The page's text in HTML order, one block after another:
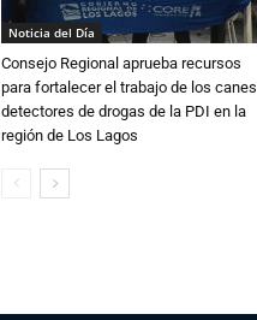
Noticia del Día
Consejo Regional aprueba recursos
para fortalecer el trabajo de los canes
detectores de drogas de la PDI en la
región de Los Lagos